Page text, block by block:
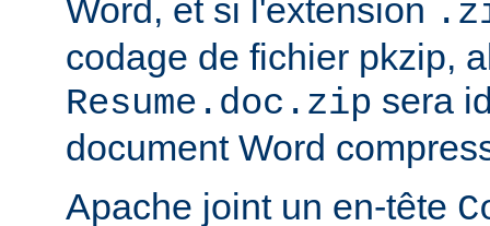
Word, et si l'extension
codage de fichier pkzip,
Resume.doc.zip sera
document Word
Apache joint un en-tête